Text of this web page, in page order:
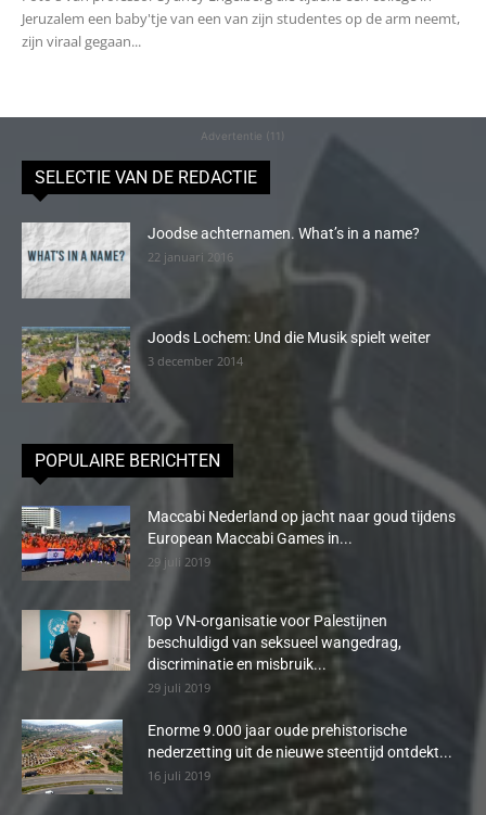
Jeruzalem een baby'tje van een van zijn studentes op de arm neemt,
zijn viraal gegaan...
Advertentie (11)
SELECTIE VAN DE REDACTIE
Joodse achternamen. What’s in a name?
22 januari 2016
Joods Lochem: Und die Musik spielt weiter
3 december 2014
POPULAIRE BERICHTEN
Maccabi Nederland op jacht naar goud tijdens
European Maccabi Games in...
29 juli 2019
Top VN-organisatie voor Palestijnen
beschuldigd van seksueel wangedrag,
discriminatie en misbruik...
29 juli 2019
Enorme 9.000 jaar oude prehistorische
nederzetting uit de nieuwe steentijd ontdekt...
16 juli 2019